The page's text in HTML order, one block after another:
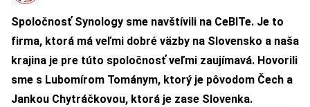
Spoločnosť Synology sme navštívili na CeBITe. Je to
firma, ktorá má veľmi dobré väzby na Slovensko a naša
krajina je pre túto spoločnosť veľmi zaujímavá. Hovorili
sme s Lubomírom Tománym, ktorý je pôvodom Čech a
Jankou Chytráčkovou, ktorá je zase Slovenka.